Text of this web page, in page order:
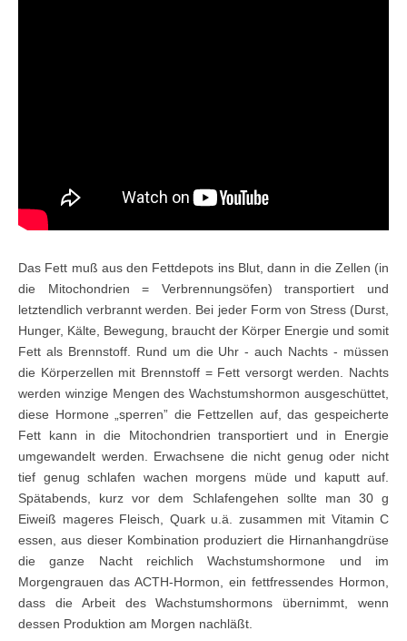
Das Fett muß aus den Fettdepots ins Blut, dann in die Zellen (in
die Mitochondrien = Verbrennungsöfen) transportiert und
letztendlich verbrannt werden.
Bei jeder Form von Stress (Durst,
Hunger, Kälte, Bewegung, braucht der Körper Energie und somit
Fett als Brennstoff. Rund um die Uhr - auch Nachts - müssen
die Körperzellen mit Brennstoff = Fett versorgt werden. Nachts
werden winzige Mengen des Wachstumshormon ausgeschüttet,
diese Hormone „sperren” die Fettzellen auf, das gespeicherte
Fett kann in die Mitochondrien transportiert und in Energie
umgewandelt werden. Erwachsene die nicht genug oder nicht
tief genug schlafen wachen morgens müde und kaputt auf.
Spätabends, kurz vor dem Schlafengehen sollte man 30 g
Eiweiß mageres Fleisch, Quark u.ä. zusammen mit Vitamin C
essen, aus dieser Kombination produziert die Hirnanhangdrüse
die ganze Nacht reichlich Wachstumshormone und im
Morgengrauen das ACTH-Hormon, ein fettfressendes Hormon,
dass die Arbeit des Wachstumshormons übernimmt, wenn
dessen Produktion am Morgen nachläßt.